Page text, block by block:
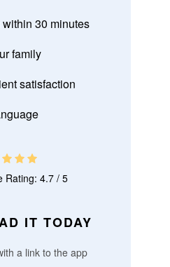
30 minutes
family
satisfaction
Rating: 4.7 / 5
IT TODAY
a link to the app